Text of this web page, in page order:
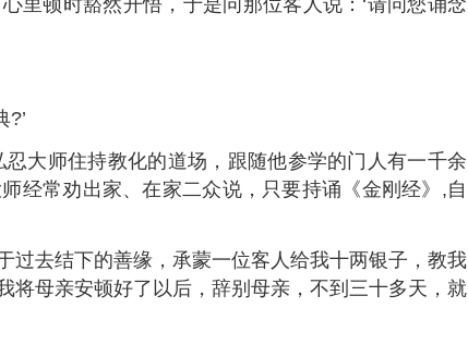
大师住持教化的道场，跟随他参学的门人有一千余
经常劝出家、在家二众说，只要持诵《金刚经》,自
去结下的善缘，承蒙一位客人给我十两银子，教我
将母亲安顿好了以后，辞别母亲，不到三十多天，就